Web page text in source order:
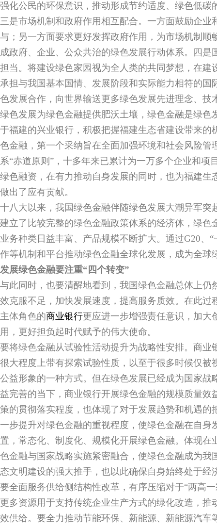
强化公民的环保意识，推动形成节约适度、绿色低碳
三是市场机制和政府作用相互配合。一方面鼓励企业
与；另一方面要求更好发挥政府作用，为市场机制顺
成政府、企业、公众共治的绿色发展行动体系。四是
担当。将建设绿色家园视为全人类的共同梦想，在建
承担与我国基本国情、发展阶段和实际能力相符的国
色发展合作，向世界输送更多绿色发展先进理念、技
绿色发展为绿色金融提供肥沃土壤，绿色金融是绿色
于福建的兴业银行，积极把握福建生态省建设带来的
色金融，第一个采纳旨在全面加强环境和社会风险管
系“赤道原则”，十多年来已累计为一万多个企业和项
绿色融资，在有力推动自身发展的同时，也为福建生
做出了应有贡献。
十八大以来，我国绿色金融伴随绿色发展大潮异军突
建立了比较完整的绿色金融政策体系的经济体，绿色
业务种类日益丰富、产品规模不断扩大。通过G20、
作等机制和平台推动绿色金融全球化发展，成为全球
发展绿色金融要注重“四个转变”
与此同时，也要清醒地看到，我国绿色金融总体上仍
效克服不足，加快发展速度，提高服务质效。在此过
主体角色的商业银行更应进一步增强责任意识，加大
用，更好担负起时代赋予的伟大使命。
要将绿色金融从试验性活动提升为战略性安排。商业
很大程度上带有探索试验性质，以至于很多时候仅被
公益形象的一种方式。但在绿色发展已经成为国家战
益完善的当下，商业银行开展绿色金融的规模质量效
策的贯彻落实程度，也体现了对于发展趋势和机遇的
一步提升对绿色金融的重视程度，使绿色金融在自身
置，常态化、制度化、规模化开展绿色金融。体现在
色金融与国家战略实施紧密融合，使绿色金融成为我
态文明建设的强大推手，也以此确保自身始终处于经
要全面服务供给侧结构性改革，有序压缩对于“两高
更多资源用于支持传统企业生产方式的绿化改造，推
效供给。要全力推动节能环保、新能源、新能源汽车